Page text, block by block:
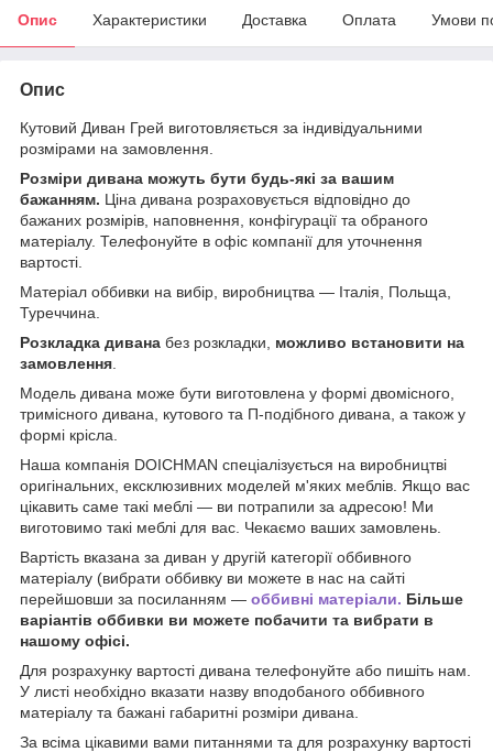
Опис Характеристики Доставка Оплата Умови
Опис
Кутовий Диван Грей виготовляється за індивідуальними
розмірами на замовлення.
Розміри дивана можуть бути будь-які за вашим
бажанням. Ціна дивана розраховується відповідно до
бажаних розмірів, наповнення, конфігурації та обраного
матеріалу. Телефонуйте в офіс компанії для уточнення
вартості.
Матеріал оббивки на вибір, виробництва — Італія, Польща,
Туреччина.
Розкладка дивана без розкладки,
можливо встановити на
замовлення
Модель дивана може бути виготовлена у формі двомісного,
тримісного дивана, кутового та П-подібного дивана, а також у
формі крісла.
Наша компанія DOICHMAN спеціалізується на виробництві
оригінальних, ексклюзивних моделей м'яких меблів. Якщо вас
цікавить саме такі меблі — ви потрапили за адресою! Ми
виготовимо такі меблі для вас. Чекаємо ваших замовлень.
Вартість вказана за диван у другій категорії оббивного
матеріалу (вибрати оббивку ви можете в нас на сайті
перейшовши за посиланням — оббивні матеріали. Більше
варіантів оббивки ви можете побачити та вибрати в
нашому офісі.
Для розрахунку вартості дивана телефонуйте або пишіть нам.
У листі необхідно вказати назву вподобаного оббивного
матеріалу та бажані габаритні розміри дивана.
За всіма цікавими вами питаннями та для розрахунку вартості